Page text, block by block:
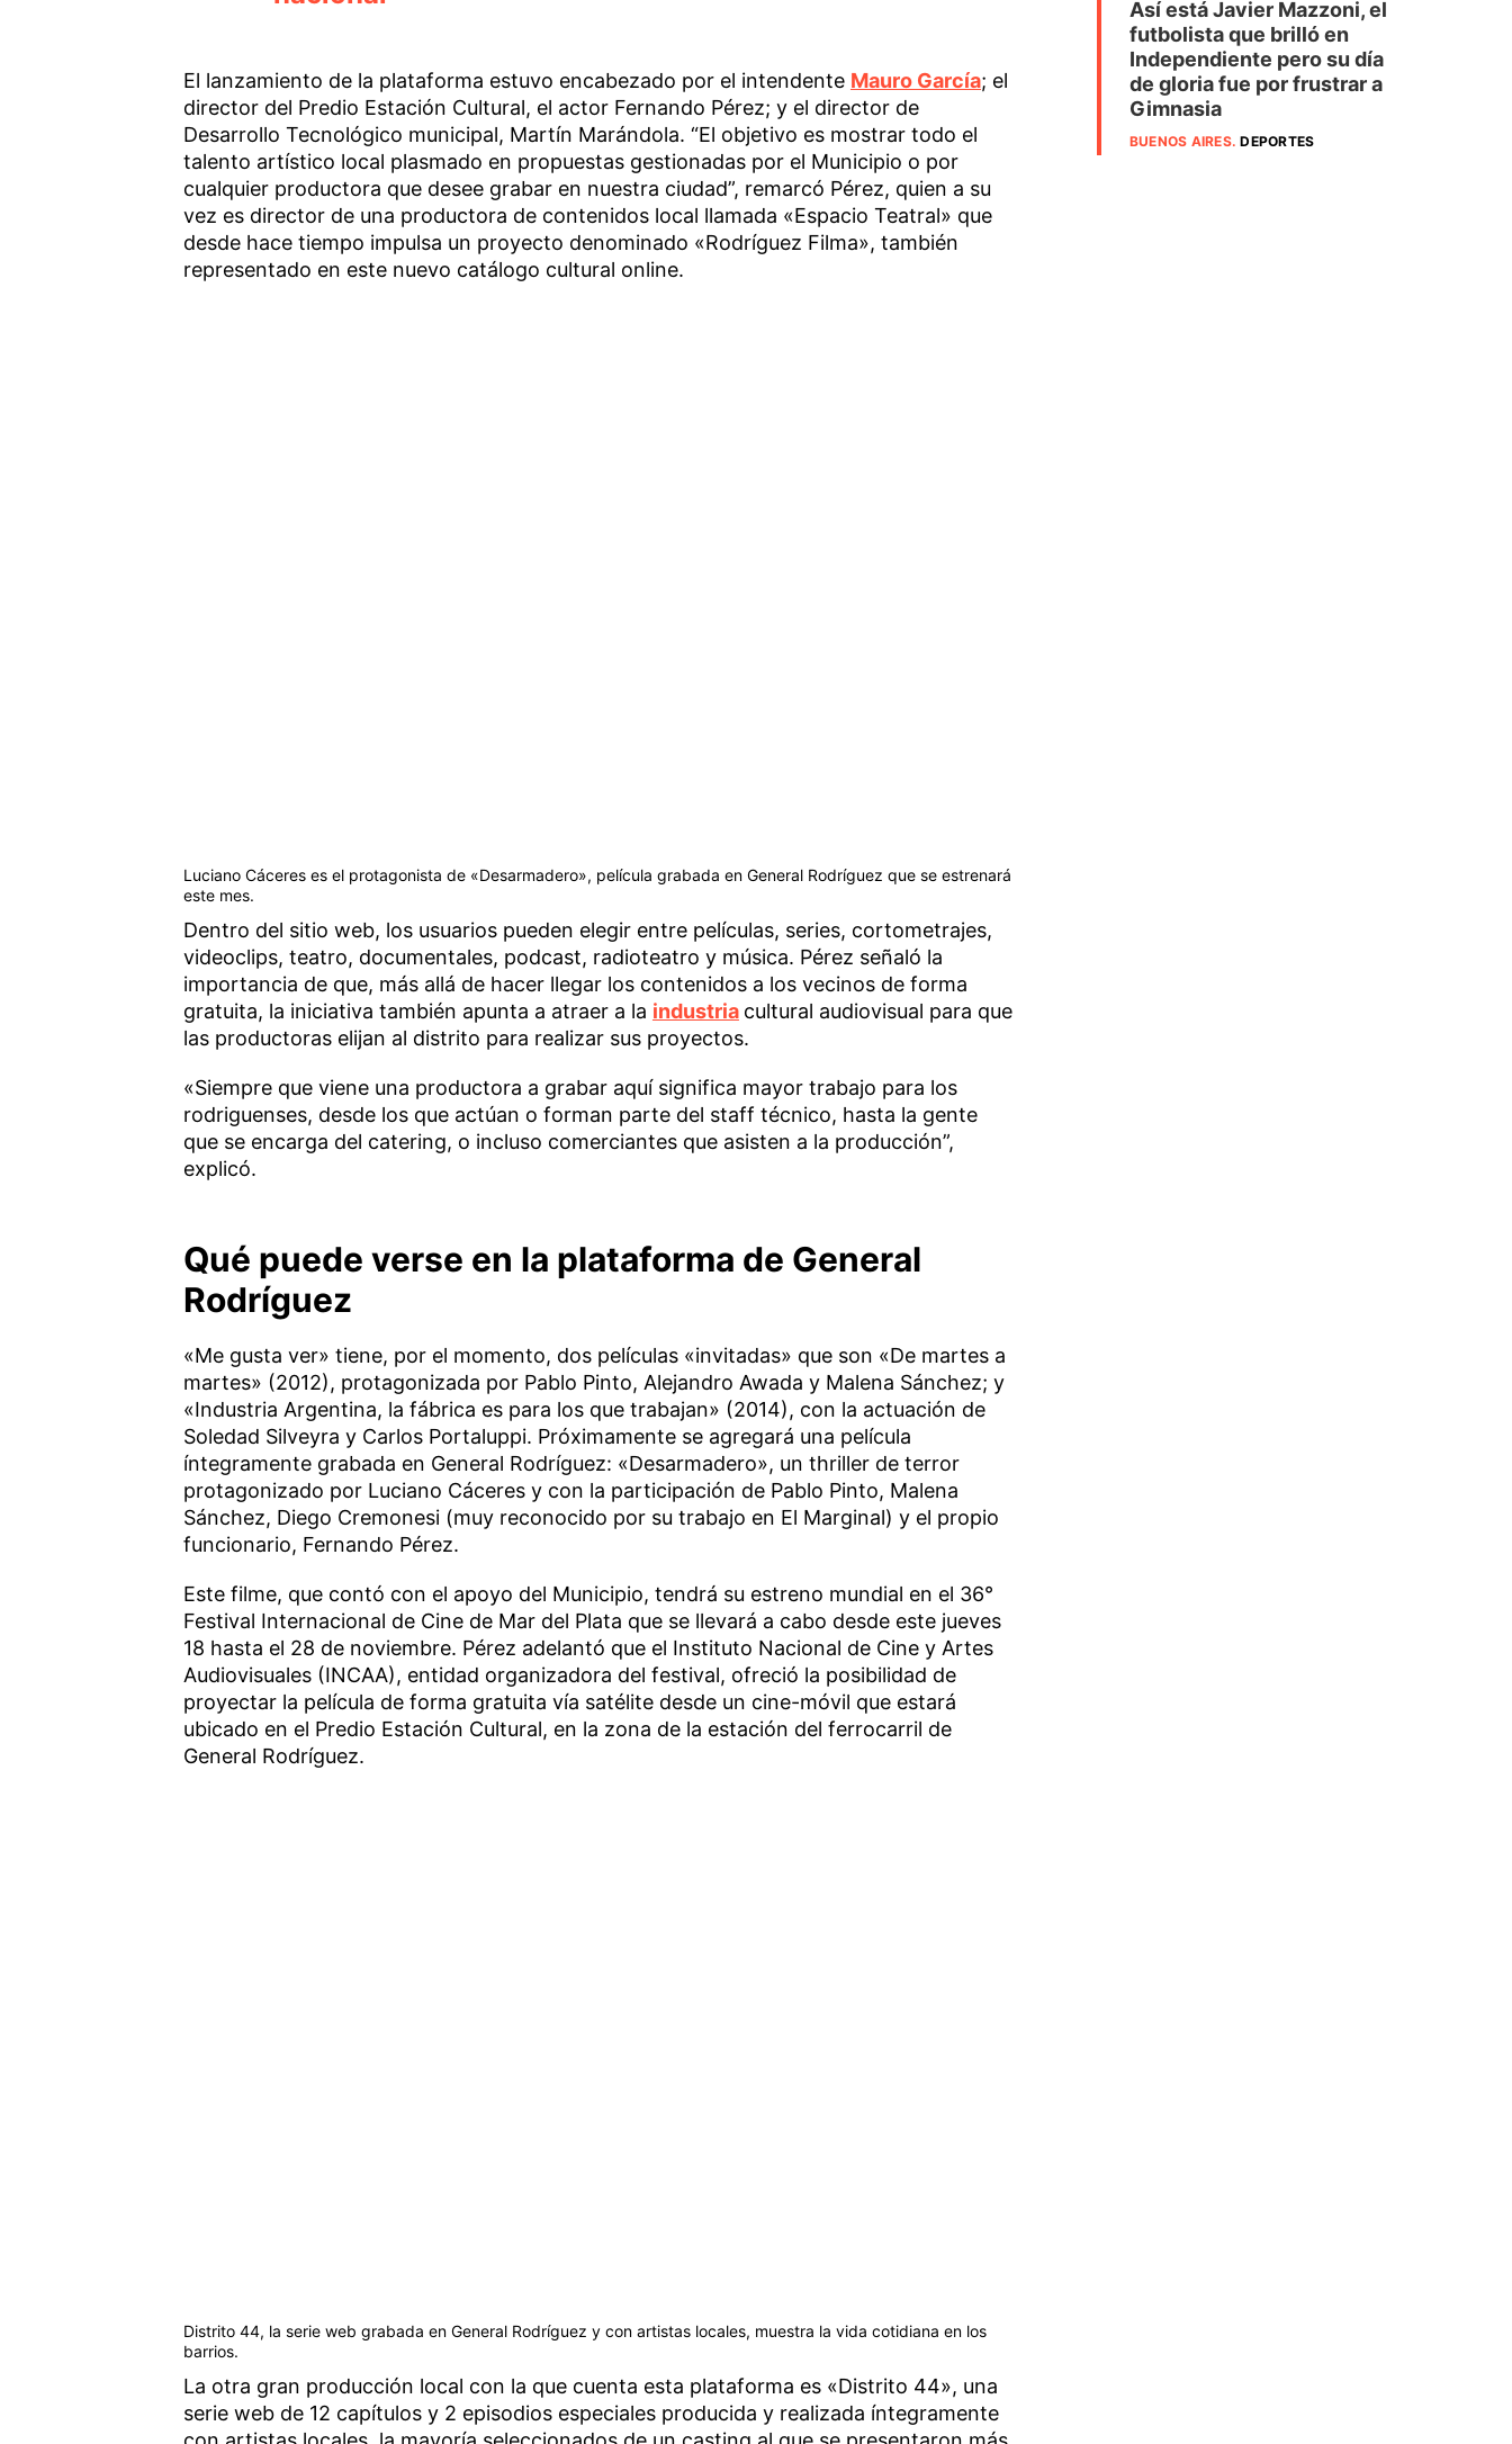
El lanzamiento de la plataforma estuvo encabezado por el intendente Mauro García; el
director del Predio Estación Cultural, el actor Fernando Pérez; y el director de
Desarrollo Tecnológico municipal, Martín Marándola. “El objetivo es mostrar todo el
talento artístico local plasmado en propuestas gestionadas por el Municipio o por
cualquier productora que desee grabar en nuestra ciudad”, remarcó Pérez, quien a su
vez es director de una productora de contenidos local llamada «Espacio Teatral» que
desde hace tiempo impulsa un proyecto denominado «Rodríguez Filma», también
representado en este nuevo catálogo cultural online.
Luciano Cáceres es el protagonista de «Desarmadero», película grabada en General Rodríguez que se estrenará
este mes.
Dentro del sitio web, los usuarios pueden elegir entre películas, series, cortometrajes,
videoclips, teatro, documentales, podcast, radioteatro y música. Pérez señaló la
importancia de que, más allá de hacer llegar los contenidos a los vecinos de forma
gratuita, la iniciativa también apunta a atraer a la industria cultural audiovisual para que
las productoras elijan al distrito para realizar sus proyectos.
«Siempre que viene una productora a grabar aquí significa mayor trabajo para los
rodriguenses, desde los que actúan o forman parte del staff técnico, hasta la gente
que se encarga del catering, o incluso comerciantes que asisten a la producción”,
explicó.
Qué puede verse en la plataforma de General
Rodríguez
«Me gusta ver» tiene, por el momento, dos películas «invitadas» que son «De martes a
martes» (2012), protagonizada por Pablo Pinto, Alejandro Awada y Malena Sánchez; y
«Industria Argentina, la fábrica es para los que trabajan» (2014), con la actuación de
Soledad Silveyra y Carlos Portaluppi. Próximamente se agregará una película
íntegramente grabada en General Rodríguez: «Desarmadero», un thriller de terror
protagonizado por Luciano Cáceres y con la participación de Pablo Pinto, Malena
Sánchez, Diego Cremonesi (muy reconocido por su trabajo en El Marginal) y el propio
funcionario, Fernando Pérez.
Este filme, que contó con el apoyo del Municipio, tendrá su estreno mundial en el 36°
Festival Internacional de Cine de Mar del Plata que se llevará a cabo desde este jueves
18 hasta el 28 de noviembre. Pérez adelantó que el Instituto Nacional de Cine y Artes
Audiovisuales (INCAA), entidad organizadora del festival, ofreció la posibilidad de
proyectar la película de forma gratuita vía satélite desde un cine-móvil que estará
ubicado en el Predio Estación Cultural, en la zona de la estación del ferrocarril de
General Rodríguez.
Distrito 44, la serie web grabada en General Rodríguez y con artistas locales, muestra la vida cotidiana en los
barrios.
La otra gran producción local con la que cuenta esta plataforma es «Distrito 44», una
serie web de 12 capítulos y 2 episodios especiales producida y realizada íntegramente
Así está Javier Mazzoni, el
futbolista que brilló en
Independiente pero su día
de gloria fue por frustrar a
Gimnasia
BUENOS AIRES.DEPORTES